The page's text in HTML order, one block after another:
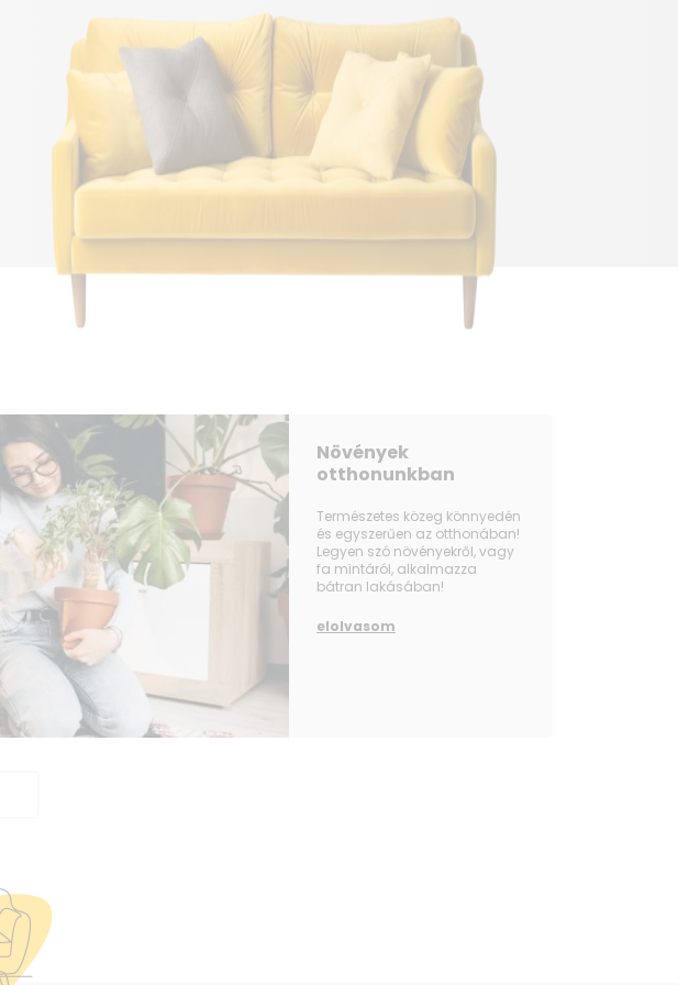
Növények
otthonunkban
Természetes közeg könnyedén
és egyszerűen az otthonában!
Legyen szó növényekről, vagy
fa mintáról, alkalmazza
bátran lakásában!
elolvasom